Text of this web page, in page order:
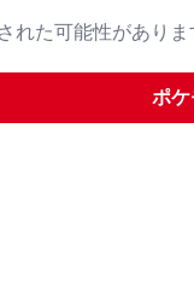
た可能性がありま
ポ